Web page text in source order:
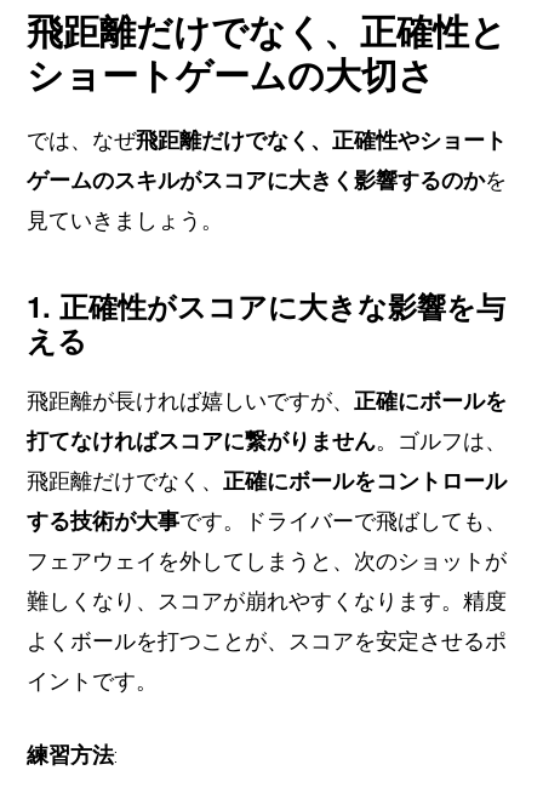
飛距離だけでなく、正確性と
ショートゲームの大切さ
では、なぜ飛距離だけでなく、正確性やショート
ゲームのスキルがスコアに大きく影響するのかを
見ていきましょう。
1. 正確性がスコアに大きな影響を与
える
飛距離が長ければ嬉しいですが、正確にボールを
打てなければスコアに繋がりません。ゴルフは、
飛距離だけでなく、正確にボールをコントロール
する技術が大事です。ドライバーで飛ばしても、
フェアウェイを外してしまうと、次のショットが
難しくなり、スコアが崩れやすくなります。精度
よくボールを打つことが、スコアを安定させるポ
イントです。
練習方法: